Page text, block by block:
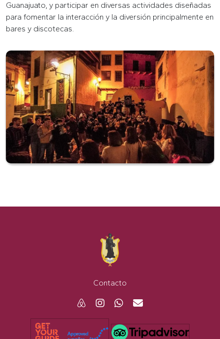
Guanajuato, y participar en diversas actividades diseñadas
para fomentar la interacción y la diversión principalmente en
bares y discotecas.
Contacto